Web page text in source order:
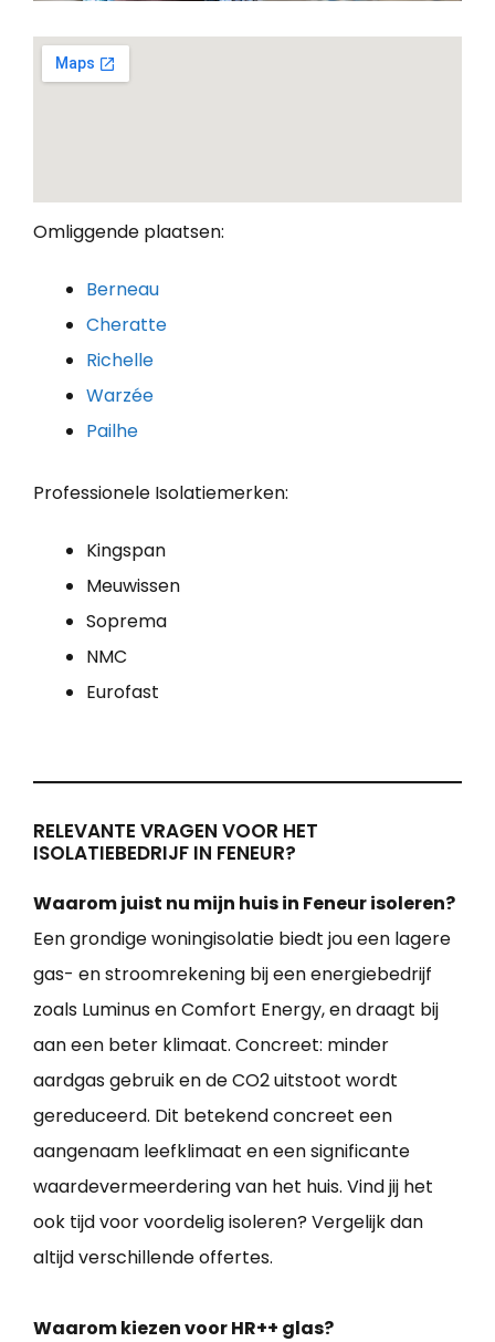
Omliggende plaatsen:
Berneau
Cheratte
Richelle
Warzée
Pailhe
Professionele Isolatiemerken:
Kingspan
Meuwissen
Soprema
NMC
Eurofast
RELEVANTE VRAGEN VOOR HET
ISOLATIEBEDRIJF IN FENEUR?
Waarom juist nu mijn huis in Feneur isoleren?
Een grondige woningisolatie biedt jou een lagere
gas- en stroomrekening bij een energiebedrijf
zoals Luminus en Comfort Energy, en draagt bij
aan een beter klimaat. Concreet: minder
aardgas gebruik en de CO2 uitstoot wordt
gereduceerd. Dit betekend concreet een
aangenaam leefklimaat en een significante
waardevermeerdering van het huis. Vind jij het
ook tijd voor voordelig isoleren? Vergelijk dan
altijd verschillende offertes.
Waarom kiezen voor HR++ glas?